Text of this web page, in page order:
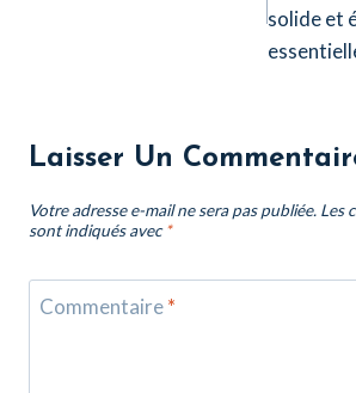
solide et
Laisser Un
Votre adresse e-mail ne sera pas publiée. Les
sont indiqués avec*
Commentaire*